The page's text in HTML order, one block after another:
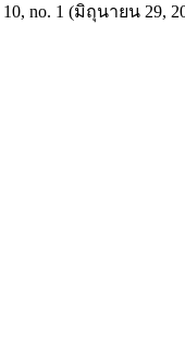
10, no. 1 (มิถุนายน 29,